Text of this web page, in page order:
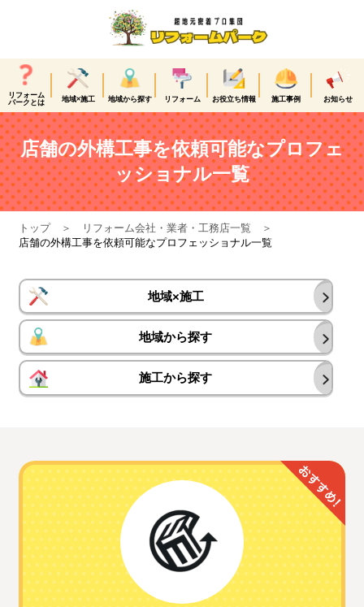
リフォーム
パークとは
地域×施工 地域から探す リフォーム お役立ち情報 施工事例 お知らせ
店舗の外構工事を依頼可能なプロフェ
ッショナル一覧
トップ
リフォーム会社・業者・工務店一覧
店舗の外構工事を依頼可能なプロフェッショナル一覧
地域×施工
地域から探す
施工から探す